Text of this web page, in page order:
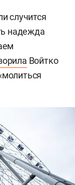
случится
надежда
Войтко